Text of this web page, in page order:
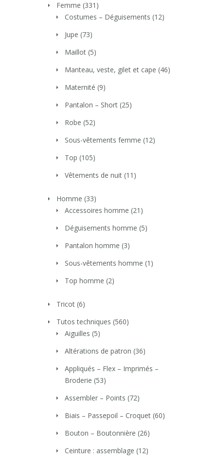
Femme (331)
Costumes – Déguisements (12)
Jupe (73)
Maillot (5)
Manteau, veste, gilet et cape (46)
Maternité (9)
Pantalon – Short (25)
Robe (52)
Sous-vêtements femme (12)
Top (105)
Vêtements de nuit (11)
Homme (33)
Accessoires homme (21)
Déguisements homme (5)
Pantalon homme (3)
Sous-vêtements homme (1)
Top homme (2)
Tricot (6)
Tutos techniques (560)
Aiguilles (5)
Altérations de patron (36)
Appliqués – Flex – Imprimés –
Broderie (53)
Assembler – Points (72)
Biais – Passepoil – Croquet (60)
Bouton – Boutonnière (26)
Ceinture : assemblage (12)